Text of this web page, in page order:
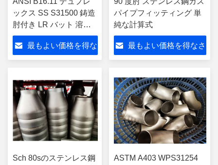
ックス SS S31500 鋳造
肘付き LR バット 溶接 2
インチ 90 度
最もよい価格を得な
パイプフィッティング 単
純な計算式
最もよい価格を得なさ
Sch 80sのステンレス鋼
ASTM A403 WPS31254